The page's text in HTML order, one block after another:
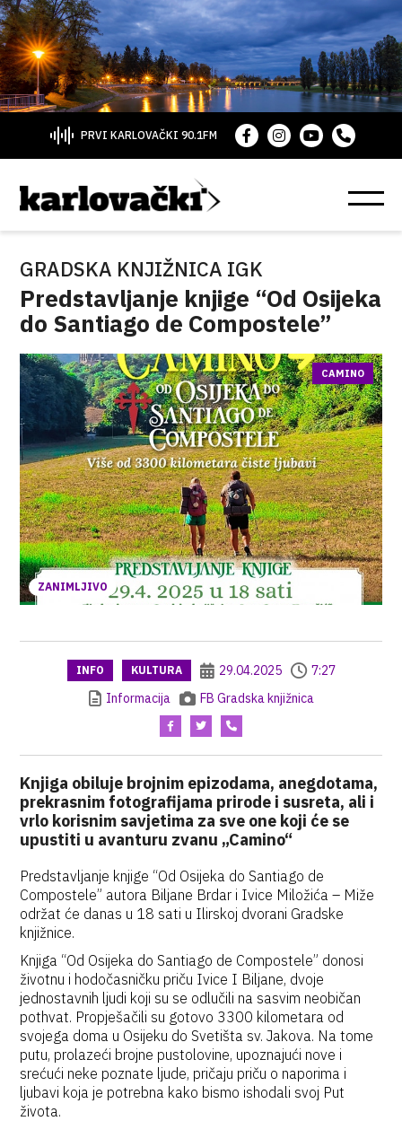
PRVI KARLOVAČKI 90.1FM
GRADSKA KNJIŽNICA IGK
Predstavljanje knjige “Od Osijeka
do Santiago de Compostele”
ZANIMLJIVO
CAMINO
INFO KULTURA 29.04.2025
7:27
Informacija
FB Gradska knjižnica
Knjiga obiluje brojnim epizodama, anegdotama,
prekrasnim fotografijama prirode i susreta, ali i
vrlo korisnim savjetima za sve one koji će se
upustiti u avanturu zvanu „Camino“
Predstavljanje knjige “Od Osijeka do Santiago de
Compostele” autora Biljane Brdar i Ivice Miložića – Miže
održat će danas u 18 sati u Ilirskoj dvorani Gradske
knjižnice.
Knjiga “Od Osijeka do Santiago de Compostele” donosi
životnu i hodočasničku priču Ivice I Biljane, dvoje
jednostavnih ljudi koji su se odlučili na sasvim neobičan
pothvat. Propješačili su gotovo 3300 kilometara od
svojega doma u Osijeku do Svetišta sv. Jakova. Na tome
putu, prolazeći brojne pustolovine, upoznajući nove i
srećući neke poznate ljude, pričaju priču o naporima i
ljubavi koja je potrebna kako bismo ishodali svoj Put
života.